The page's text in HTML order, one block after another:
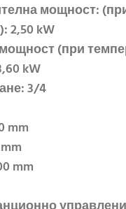
мощност:
2,50 kW
(при
,60 kW
3/4
mm
mm
mm